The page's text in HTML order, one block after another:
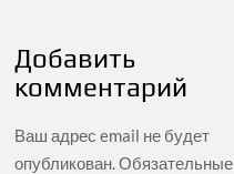
Добавить
комментарий
Ваш адрес email не будет
опубликован.Обязательные